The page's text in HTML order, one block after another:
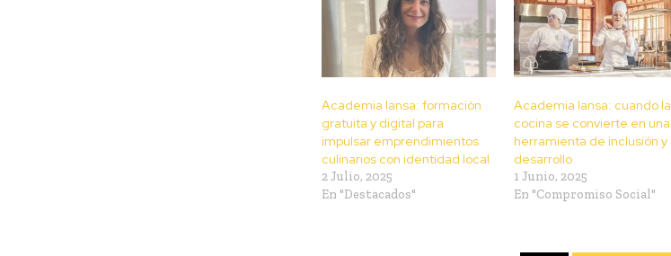
Academia Iansa: formación
gratuita y digital para
impulsar emprendimientos
culinarios con identidad local
2 Julio, 2025
En "Destacados"
Academia Iansa: cuando la
cocina se convierte en una
herramienta de inclusión y
desarrollo
1 Junio, 2025
En "Compromiso Social"